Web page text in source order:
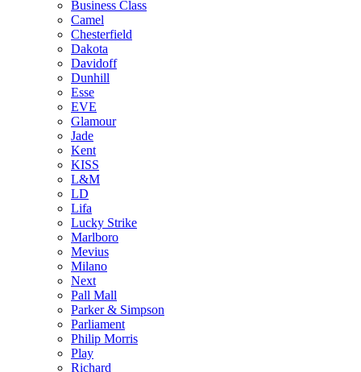
Business Class
Camel
Chesterfield
Dakota
Davidoff
Dunhill
Esse
EVE
Glamour
Jade
Kent
KISS
L&M
LD
Lifa
Lucky Strike
Marlboro
Mevius
Milano
Next
Pall Mall
Parker & Simpson
Parliament
Philip Morris
Play
Richard